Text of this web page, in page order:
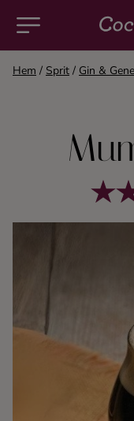
Alla cocktails
Alkoholfritt
Cocktails
Hem / Sprit / Gin &